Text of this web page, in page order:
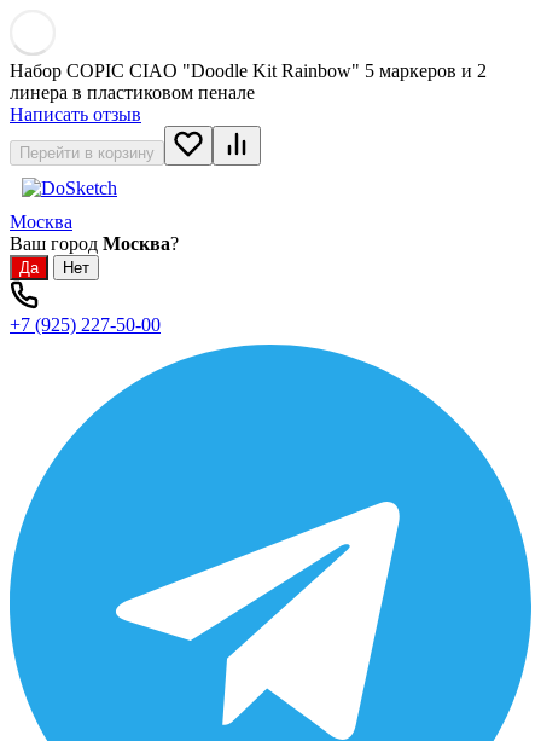
Набор COPIC CIAO "Doodle Kit Rainbow" 5 маркеров и 2
линера в пластиковом пенале
Написать отзыв
Перейти в корзину
Москва
Ваш город Москва?
+7 (925) 227-50-00